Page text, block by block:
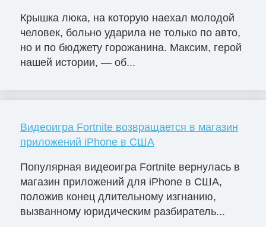
Крышка люка, на которую наехал молодой
человек, больно ударила не только по авто,
но и по бюджету горожанина. Максим, герой
нашей истории, — об...
Видеоигра Fortnite возвращается в магазин
приложений iPhone в США
Популярная видеоигра Fortnite вернулась в
магазин приложений для iPhone в США,
положив конец длительному изгнанию,
вызванному юридическим разбиратель...